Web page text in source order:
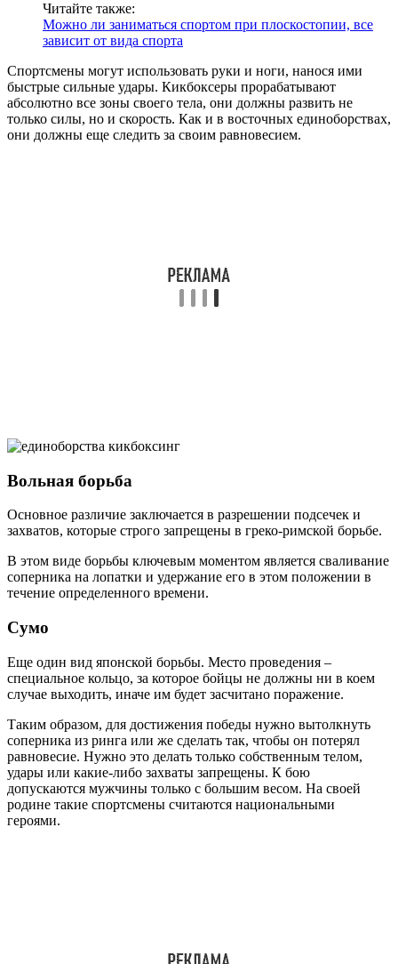
Читайте также:
Можно ли заниматься спортом при плоскостопии, все
зависит от вида спорта
Спортсмены могут использовать руки и ноги, нанося ими
быстрые сильные удары. Кикбоксеры прорабатывают
абсолютно все зоны своего тела, они должны развить не
только силы, но и скорость. Как и в восточных единоборствах,
они должны еще следить за своим равновесием.
Вольная борьба
Основное различие заключается в разрешении подсечек и
захватов, которые строго запрещены в греко-римской борьбе.
В этом виде борьбы ключевым моментом является сваливание
соперника на лопатки и удержание его в этом положении в
течение определенного времени.
Сумо
Еще один вид японской борьбы. Место проведения –
специальное кольцо, за которое бойцы не должны ни в коем
случае выходить, иначе им будет засчитано поражение.
Таким образом, для достижения победы нужно вытолкнуть
соперника из ринга или же сделать так, чтобы он потерял
равновесие. Нужно это делать только собственным телом,
удары или какие-либо захваты запрещены. К бою
допускаются мужчины только с большим весом. На своей
родине такие спортсмены считаются национальными
героями.